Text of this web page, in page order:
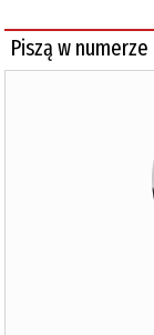
Piszą w numerze